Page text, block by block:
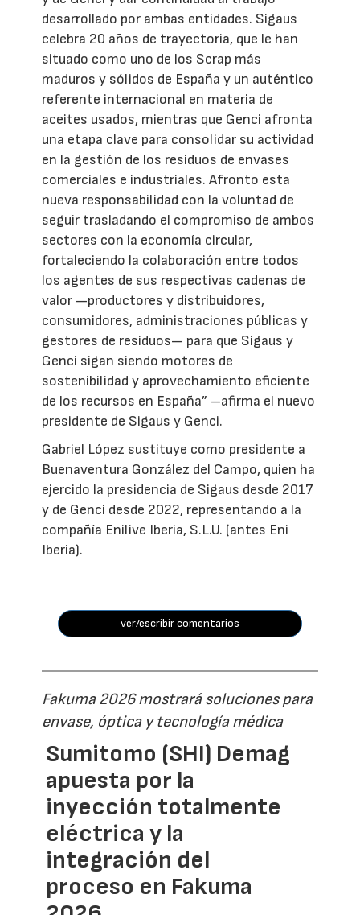
desarrollado por ambas entidades. Sigaus
celebra 20 años de trayectoria, que le han
situado como uno de los Scrap más
maduros y sólidos de España y un auténtico
referente internacional en materia de
aceites usados, mientras que Genci afronta
una etapa clave para consolidar su actividad
en la gestión de los residuos de envases
comerciales e industriales. Afronto esta
nueva responsabilidad con la voluntad de
seguir trasladando el compromiso de ambos
sectores con la economía circular,
fortaleciendo la colaboración entre todos
los agentes de sus respectivas cadenas de
valor —productores y distribuidores,
consumidores, administraciones públicas y
gestores de residuos— para que Sigaus y
Genci sigan siendo motores de
sostenibilidad y aprovechamiento eficiente
de los recursos en España” –afirma el nuevo
presidente de Sigaus y Genci.
Gabriel López sustituye como presidente a
Buenaventura González del Campo, quien ha
ejercido la presidencia de Sigaus desde 2017
y de Genci desde 2022, representando a la
compañía Enilive Iberia, S.L.U. (antes Eni
Iberia).
ver/escribir comentarios
Fakuma 2026 mostrará soluciones para
envase, óptica y tecnología médica
Sumitomo (SHI) Demag
apuesta por la
inyección totalmente
eléctrica y la
integración del
proceso en Fakuma